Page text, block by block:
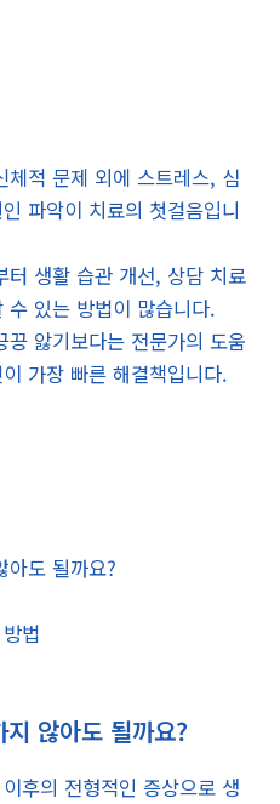
체적 문제 외에 스트레스, 심
파악이 치료의 첫걸음입니
터 생활 습관 개선, 상담 치료
있는 방법이 많습니다.
끙 앓기보다는 전문가의 도움
가장 빠른 해결책입니다.
아도 될까요?
법
않아도 될까요?
후의 전형적인 증상으로 생